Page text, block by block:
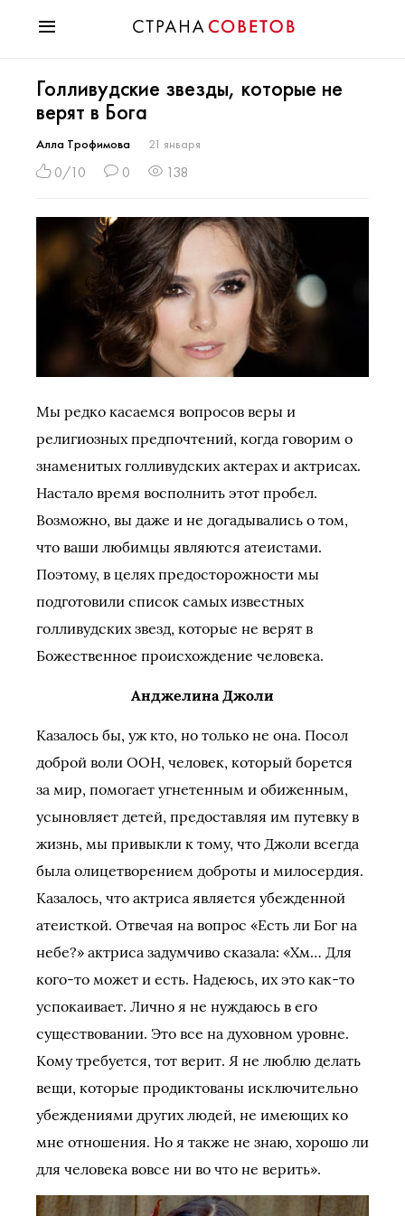
Мода
Звезды
Гороскопы
Здоровье
Хобби
Разное
Праздники
Голливудские звезды, которые не
верят в Бога
Алла Трофимова 21 января
0/10 0 138
Мы редко касаемся вопросов веры и
религиозных предпочтений, когда говорим о
знаменитых голливудских актерах и актрисах.
Настало время восполнить этот пробел.
Возможно, вы даже и не догадывались о том,
что ваши любимцы являются атеистами.
Поэтому, в целях предосторожности мы
подготовили список самых известных
голливудских звезд, которые не верят в
Божественное происхождение человека.
Анджелина Джоли
Казалось бы, уж кто, но только не она. Посол
доброй воли ООН, человек, который борется
за мир, помогает угнетенным и обиженным,
усыновляет детей, предоставляя им путевку в
жизнь, мы привыкли к тому, что Джоли всегда
была олицетворением доброты и милосердия.
Казалось, что актриса является убежденной
атеисткой. Отвечая на вопрос «Есть ли Бог на
небе?» актриса задумчиво сказала: «Хм… Для
кого-то может и есть. Надеюсь, их это как-то
успокаивает. Лично я не нуждаюсь в его
существовании. Это все на духовном уровне.
Кому требуется, тот верит. Я не люблю делать
вещи, которые продиктованы исключительно
убеждениями других людей, не имеющих ко
мне отношения. Но я также не знаю, хорошо ли
для человека вовсе ни во что не верить».